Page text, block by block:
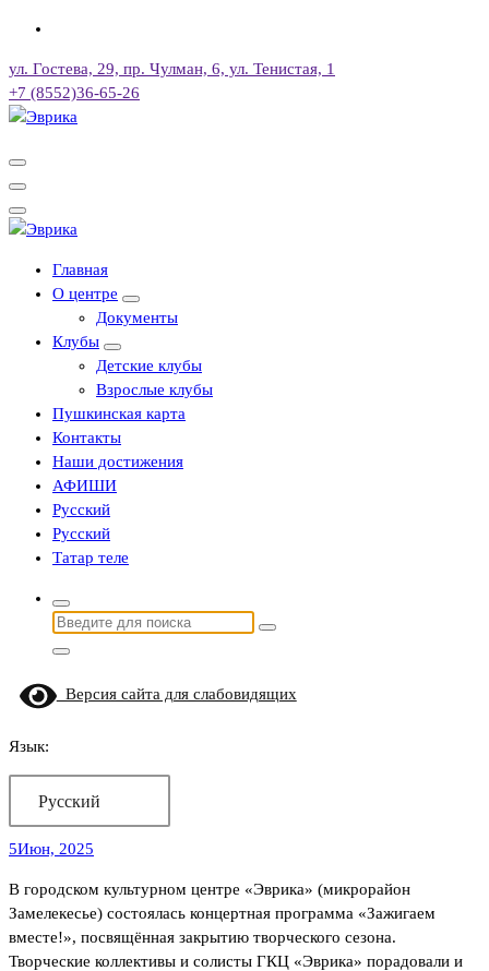
Перейти
содержимому
ул. Гостева, 29, пр. Чулман, 6, ул. Тенистая, 1
+7 (8552)36-65-26
Городской культурный центр, г. Набережные Челны
Городской культурный центр, г. Набережные Челны
Главная
О центре
Документы
Клубы
Детские клубы
Взрослые клубы
Пушкинская карта
Контакты
Наши достижения
АФИШИ
Русский
Русский
Татар теле
Найти:
Версия сайта для слабовидящих
Язык:
Русский
5Июн, 2025
В городском культурном центре «Эврика» (микрорайон
Замелекесье) состоялась концертная программа «Зажигаем
вместе!», посвящённая закрытию творческого сезона.
Творческие коллективы и солисты ГКЦ «Эврика» порадовали и